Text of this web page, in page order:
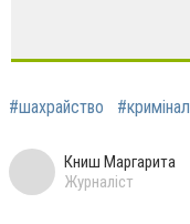
#шахрайство #кримінал
Книш Маргарита
Журналіст